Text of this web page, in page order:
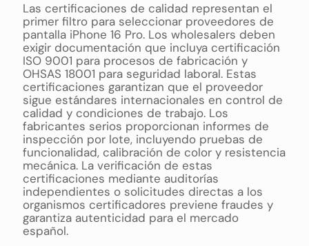
Las certificaciones de calidad representan el
primer filtro para seleccionar proveedores de
pantalla iPhone 16 Pro. Los wholesalers deben
exigir documentación que incluya certificación
ISO 9001 para procesos de fabricación y
OHSAS 18001 para seguridad laboral. Estas
certificaciones garantizan que el proveedor
sigue estándares internacionales en control de
calidad y condiciones de trabajo. Los
fabricantes serios proporcionan informes de
inspección por lote, incluyendo pruebas de
funcionalidad, calibración de color y resistencia
mecánica. La verificación de estas
certificaciones mediante auditorías
independientes o solicitudes directas a los
organismos certificadores previene fraudes y
garantiza autenticidad para el mercado
español.